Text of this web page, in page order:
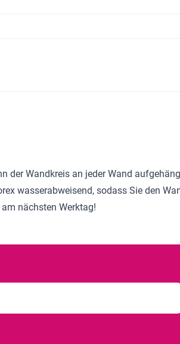
der Wandkreis an jeder Wand
wasserabweisend, sodass Sie den
nächsten Werktag!